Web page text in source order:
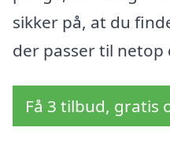
sikker på, at du
der passer til netop
Få 3 tilbud, gratis